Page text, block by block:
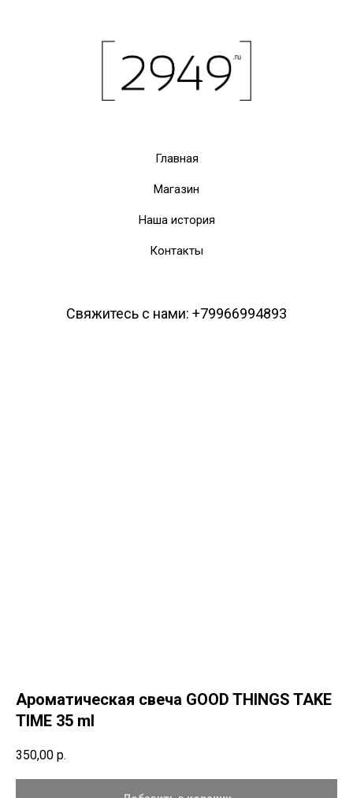
Главная
Магазин
Наша история
Контакты
Свяжитесь с нами: +79966994893
Ароматическая свеча GOOD THINGS TAKE
TIME 35 ml
350,00 р.